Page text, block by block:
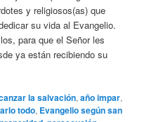
y religiosos(as) que
su vida al Evangelio.
para que el Señor les
ya están recibiendo su
la salvación,año impar,
todo, Evangelio según san